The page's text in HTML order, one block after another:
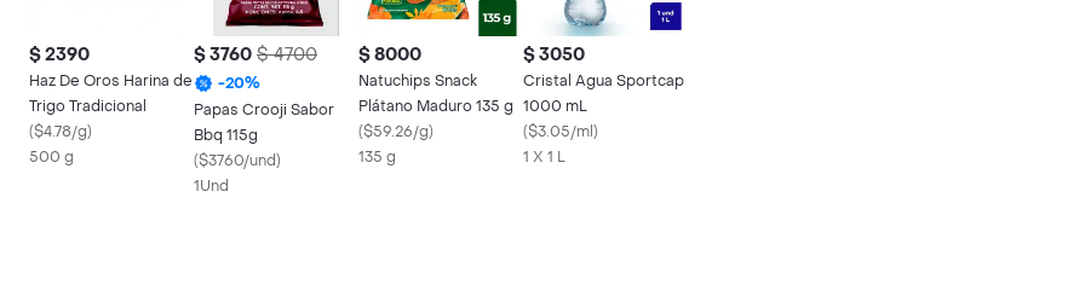
$ 2390
Haz De Oros Harina de
Trigo Tradicional
($4.78/g)
500 g
$ 3760 $ 4700
-20%
Papas Crooji Sabor
Bbq 115g
($3760/und)
1Und
$ 8000
Natuchips Snack
Plátano Maduro 135 g
($59.26/g)
135 g
$ 3050
Cristal Agua Sportcap
1000 mL
($3.05/ml)
1 X 1 L